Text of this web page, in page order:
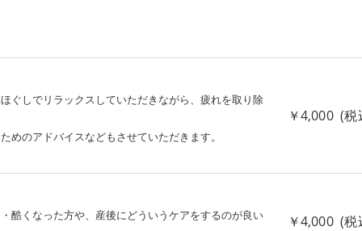
ぐしでリラックスしていただきながら、疲れを取り除
のアドバイスなどもさせていただきます。
￥4,000 (税
酷くなった方や、産後にどういうケアをするのが良い ￥4,000 (税